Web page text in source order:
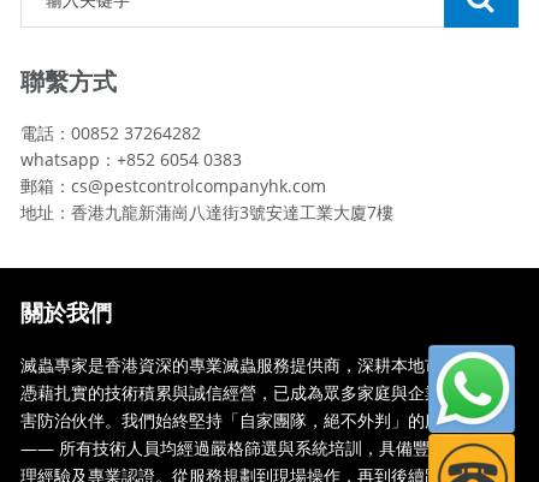
聯繫方式
電話：00852 37264282
whatsapp：+852 6054 0383
郵箱：cs@pestcontrolcompanyhk.com
地址：香港九龍新蒲崗八達街3號安達工業大廈7樓
關於我們
滅蟲專家是香港資深的專業滅蟲服務提供商，深耕本地市場多年，
憑藉扎實的技術積累與誠信經營，已成為眾多家庭與企業信賴的蟲
害防治伙伴。我們始終堅持「自家團隊，絕不外判」的服務承諾
—— 所有技術人員均經過嚴格篩選與系統培訓，具備豐富的現場處
理經驗及專業認證。從服務規劃到現場操作，再到後續跟蹤，全...